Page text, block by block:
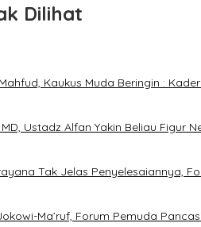
Dilihat
Kaukus Muda Beringin :
Ustadz Alfan Yakin Beliau Figur
Tak Jelas Penyelesaiannya,
Ma’ruf, Forum Pemuda